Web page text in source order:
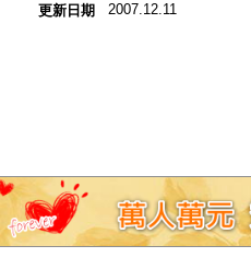
更新日期 2007.12.11